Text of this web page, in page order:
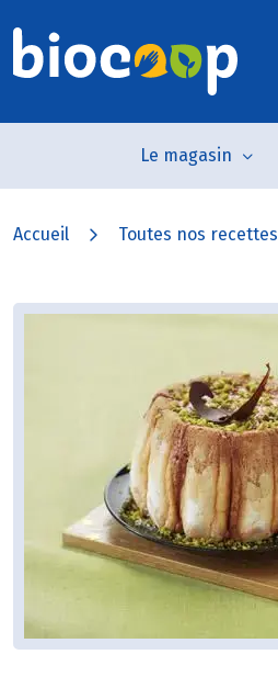
Le magasin
Accueil Toutes nos recettes